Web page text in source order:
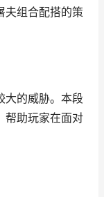
夫组合配搭的策
大的威胁。本段
帮助玩家在面对